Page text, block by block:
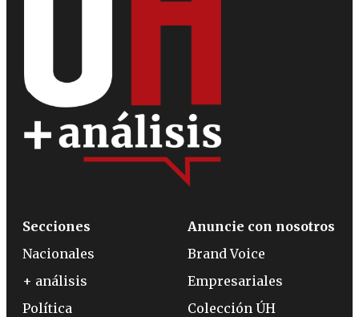
Secciones
Nacionales
+ análisis
Política
Anuncie con nosotros
Brand Voice
Empresariales
Colección ÚH